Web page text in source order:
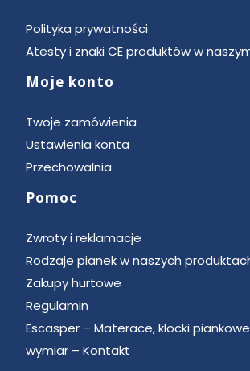
Polityka prywatności
Atesty i znaki CE produktów w
Moje konto
Twoje zamówienia
Ustawienia konta
Przechowalnia
Pomoc
Zwroty i reklamacje
Rodzaje pianek w naszych
Zakupy hurtowe
Regulamin
Escasper – Materace, klocki
wymiar – Kontakt